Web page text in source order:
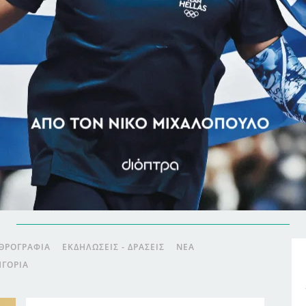
ΕΚΔΗΛΏΣΕΙΣ - ΔΡΆΣΕΙΣ
ΝΈΑ